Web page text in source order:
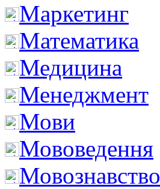
Маркетинг
Математика
Медицина
Менеджмент
Мови
Мововедення
Мовознавство